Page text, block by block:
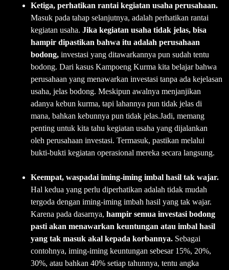
Ketiga, perhatikan rantai kegiatan usaha perusahaan.
Masuk pada tahap selanjutnya, adalah perhatikan rantai
kegiatan usaha. Jika kegiatan usaha tidak jelas, bisa
hampir dipastikan bahwa itu adalah perusahaan
bodong, investasi yang ditawarkannya pun sudah tentu
bodong. Dari kasus Kampoeng Kurma kita belajar bahwa
perusahaan yang menawarkan investasi tanpa ada kejelasan
usaha, jelas bodong. Meskipun awalnya menjanjikan
adanya kebun kurma, tapi lahannya pun tidak jelas di
mana, bahkan kebunnya pun tidak jelas.Jadi, memang
penting untuk kita tahu kegiatan usaha yang dijalankan
oleh perusahaan investasi. Termasuk, pastikan melalui
bukti-bukti kegiatan operasional mereka secara langsung.
Keempat, waspadai iming-iming imbal hasil tak wajar.
Hal kedua yang perlu diperhatikan adalah tidak mudah
tergoda dengan iming-iming imbah hasil yang tak wajar.
Karena pada dasarnya, hampir semua investasi bodong
pasti akan menawarkan keuntungan atau imbal hasil
yang tak masuk akal kepada korbannya. Sebagai
contohnya, iming-iming keuntungan sebesar 15%, 20%,
30%, atau bahkan 40% setiap tahunnya, tentu angka